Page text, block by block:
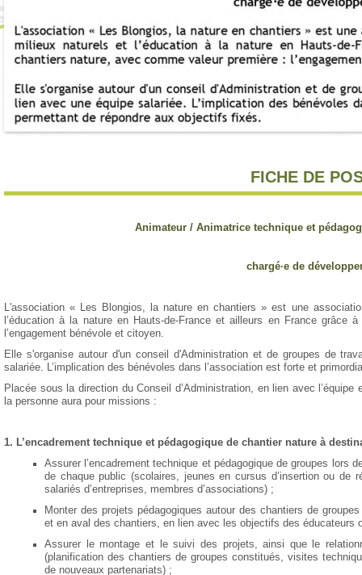
FICHE DE
Animateur / Animatrice technique et
chargé·ede
L'association « Les Blongios, la nature en chantiers » est une
l’éducation à la nature en Hauts-de-France et ailleurs en France grâce
l’engagement bénévole et citoyen.
Elle s'organise autour d'un conseil d'Administration et de groupes de
salariée. L’implication des bénévoles dans l’association est forte et
Placée sous la direction du Conseil d’Administration, en lien avec
la personne aura pour missions :
1. L’encadrement technique et pédagogique de chantier nature à
Assurer l’encadrement technique et pédagogique de groupes lors
de chaque public (scolaires, jeunes en cursus d’insertion ou de
salariés d’entreprises, membres d’associations) ;
Monter des projets pédagogiques autour des chantiers de
et en aval des chantiers, en lien avec les objectifs des éducateurs
Assurer le montage et le suivi des projets, ainsi que le
(planification des chantiers de groupes constitués, visites
de nouveaux partenariats) ;